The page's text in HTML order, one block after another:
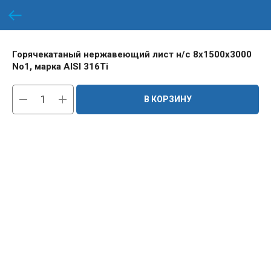
Горячекатаный нержавеющий лист н/с 8х1500х3000
No1, марка AISI 316Ti
В КОРЗИНУ